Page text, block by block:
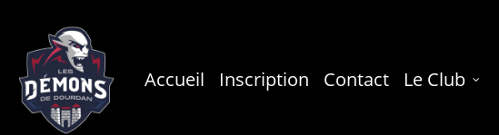
main
content
Accueil Inscription Contact Le Club